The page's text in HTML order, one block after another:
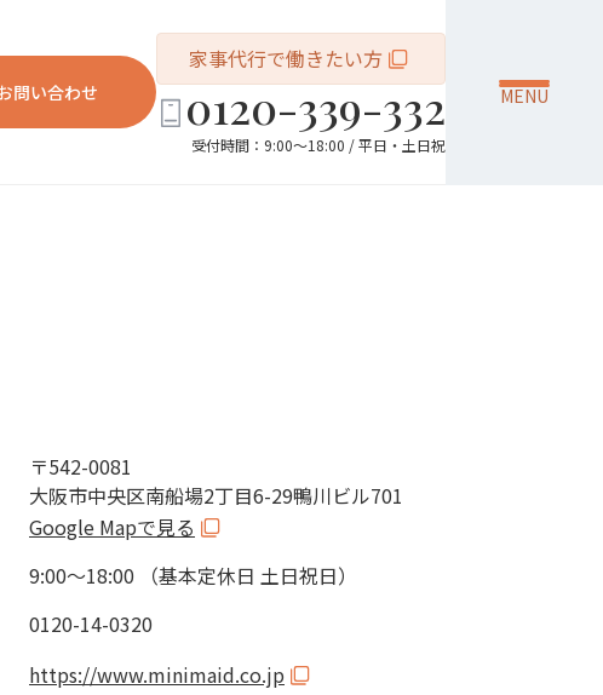
問い合わせ
家事代行で働きたい方
0120-339-332
受付時間：9:00～18:00 / 平日・土日祝
MENU
〒542-0081
大阪市中央区南船場2丁目6-29鴨川ビル701
Google Mapで見る
9:00～18:00 （基本定休日 土日祝日）
0120-14-0320
https://www.minimaid.co.jp